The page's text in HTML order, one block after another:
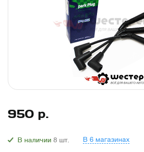
950 р.
В наличии 8 шт. В 6 магазинах